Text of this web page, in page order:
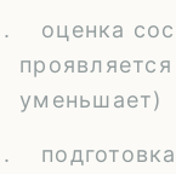
оценка
уменьшает)